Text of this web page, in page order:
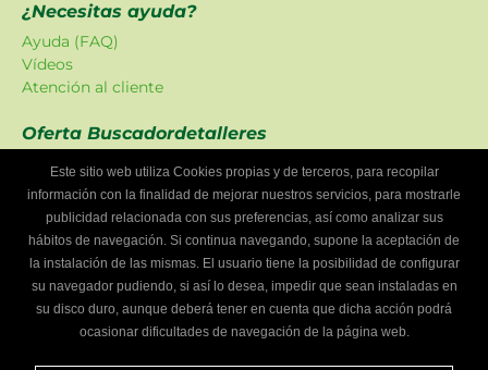
¿Necesitas ayuda?
Ayuda (FAQ)
Vídeos
Atención al cliente
Oferta Buscadordetalleres
Las promociones han sido creadas en exclusiva para
nuestra plataforma.
¿Eres un taller mecánico?
Escríbenos y te informaremos cómo formar parte de
Buscador de talleres.
Infórmate
Este sitio web utiliza Cookies propias y de terceros, para recopilar
información con la finalidad de mejorar nuestros servicios, para mostrarle
publicidad relacionada con sus preferencias, así como analizar sus
hábitos de navegación. Si continua navegando, supone la aceptación de
la instalación de las mismas. El usuario tiene la posibilidad de configurar
su navegador pudiendo, si así lo desea, impedir que sean instaladas en
su disco duro, aunque deberá tener en cuenta que dicha acción podrá
ocasionar dificultades de navegación de la página web.